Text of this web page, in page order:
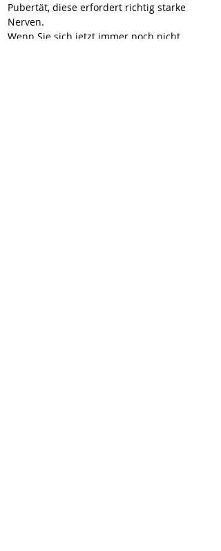
Pubertät, diese erfordert richtig starke
Nerven.
Wenn Sie sich jetzt immer noch nicht